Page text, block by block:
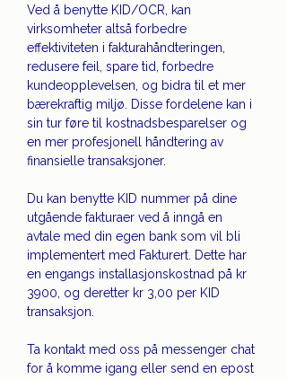
Ved å benytte KID/OCR, kan
virksomheter altså forbedre
effektiviteten i fakturahåndteringen,
redusere feil, spare tid, forbedre
kundeopplevelsen, og bidra til et mer
bærekraftig miljø. Disse fordelene kan i
sin tur føre til kostnadsbesparelser og
en mer profesjonell håndtering av
finansielle transaksjoner.
Du kan benytte KID nummer på dine
utgående fakturaer ved å inngå en
avtale med din egen bank som vil bli
implementert med Fakturert. Dette har
en engangs installasjonskostnad på kr
3900, og deretter kr 3,00 per KID
transaksjon.
Ta kontakt med oss på messenger chat
for å komme igang eller send en epost